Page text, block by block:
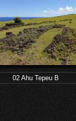
02 Ahu Tepeu B